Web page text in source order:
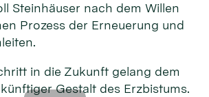
Steinhäuser nach dem Willen
Prozess der Erneuerung und
in die Zukunft gelang dem
Gestalt des Erzbistums.